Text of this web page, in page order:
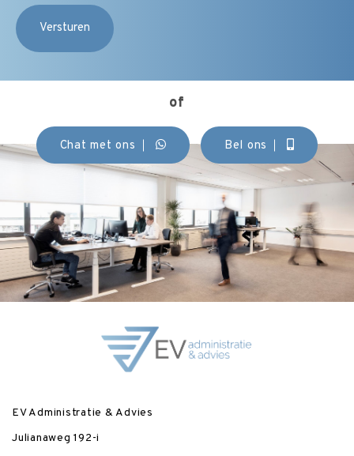
of
Chat met ons Bel ons
EV Administratie & Advies
Julianaweg 192-i